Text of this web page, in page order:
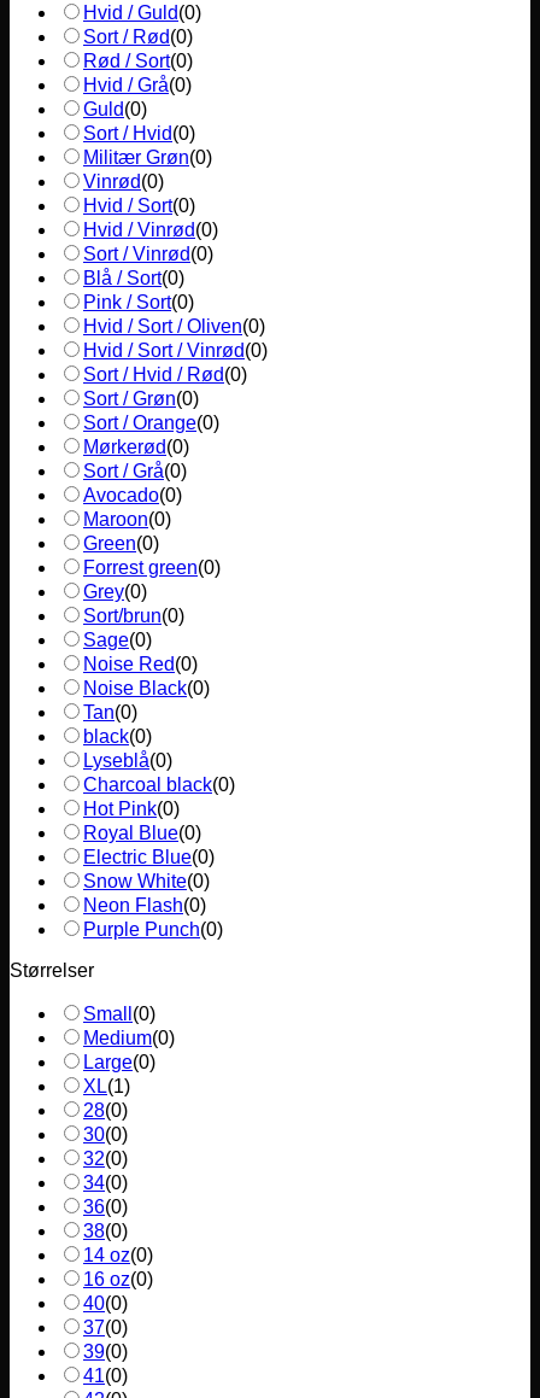
Hvid / Guld(0)
Sort / Rød(0)
Rød / Sort(0)
Hvid / Grå(0)
Guld(0)
Sort / Hvid(0)
Militær Grøn(0)
Vinrød(0)
Hvid / Sort(0)
Hvid / Vinrød(0)
Sort / Vinrød(0)
Blå / Sort(0)
Pink / Sort(0)
Hvid / Sort / Oliven(0)
Hvid / Sort / Vinrød(0)
Sort / Hvid / Rød(0)
Sort / Grøn(0)
Sort / Orange(0)
Mørkerød(0)
Sort / Grå(0)
Avocado(0)
Maroon(0)
Green(0)
Forrest green(0)
Grey(0)
Sort/brun(0)
Sage(0)
Noise Red(0)
Noise Black(0)
Tan(0)
black(0)
Lyseblå(0)
Charcoal black(0)
Hot Pink(0)
Royal Blue(0)
Electric Blue(0)
Snow White(0)
Neon Flash(0)
Purple Punch(0)
Størrelser
Small (0)
Medium(0)
Large(0)
XL(1)
28(0)
30(0)
32(0)
34(0)
36(0)
38(0)
14 oz(0)
16 oz(0)
40(0)
37(0)
39(0)
41(0)